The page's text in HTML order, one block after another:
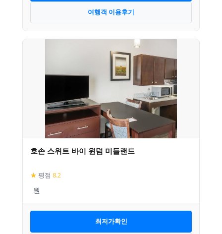
여행객 이용후기
호손 스위트 바이 윈덤 미들랜드
★ 평점 8.2
최저가확인